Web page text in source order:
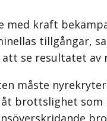
kraft
tillgångar,
se resultatet av
måste
brottslighet